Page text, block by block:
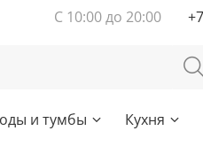
С 10:00 до 20:00
и тумбы Кухня